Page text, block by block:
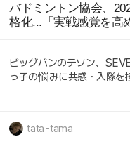
バドミントン協会、
格化...「実戦感覚を高
ビッグバンのテソン、
っ子の悩みに共感・入隊を
tata-tama